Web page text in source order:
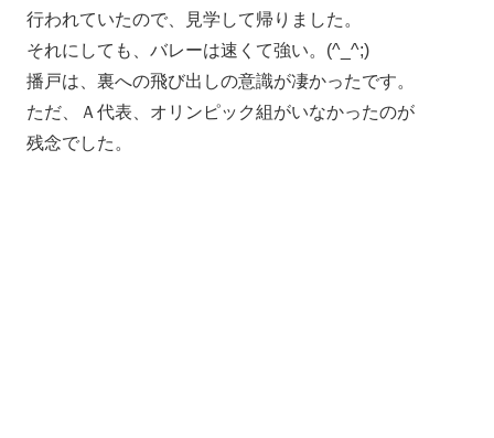
行われていたので、見学して帰りました。
それにしても、バレーは速くて強い。(^_^;)
播戸は、裏への飛び出しの意識が凄かったです。
ただ、Ａ代表、オリンピック組がいなかったのが
残念でした。